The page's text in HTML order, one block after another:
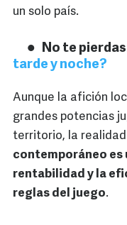
un solo país.
No te
tarde y noche?
Aunque la afición
grandes potencias
territorio, la realidad
contemporáneo es
rentabilidad y la
reglas del juego.